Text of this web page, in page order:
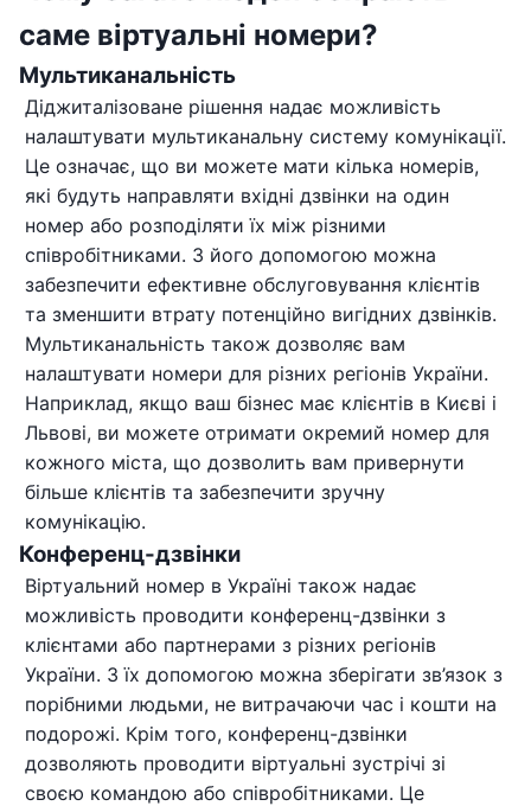
саме віртуальні номери?
Мультиканальність
Діджиталізоване рішення надає можливість
налаштувати мультиканальну систему комунікації.
Це означає, що ви можете мати кілька номерів,
які будуть направляти вхідні дзвінки на один
номер або розподіляти їх між різними
співробітниками. З його допомогою можна
забезпечити ефективне обслуговування клієнтів
та зменшити втрату потенційно вигідних дзвінків.
Мультиканальність також дозволяє вам
налаштувати номери для різних регіонів України.
Наприклад, якщо ваш бізнес має клієнтів в Києві і
Львові, ви можете отримати окремий номер для
кожного міста, що дозволить вам привернути
більше клієнтів та забезпечити зручну
комунікацію.
Конференц-дзвінки
Віртуальний номер в Україні також надає
можливість проводити конференц-дзвінки з
клієнтами або партнерами з різних регіонів
України. З їх допомогою можна зберігати зв’язок з
порібними людьми, не витрачаючи час і кошти на
подорожі. Крім того, конференц-дзвінки
дозволяють проводити віртуальні зустрічі зі
своєю командою або співробітниками. Це